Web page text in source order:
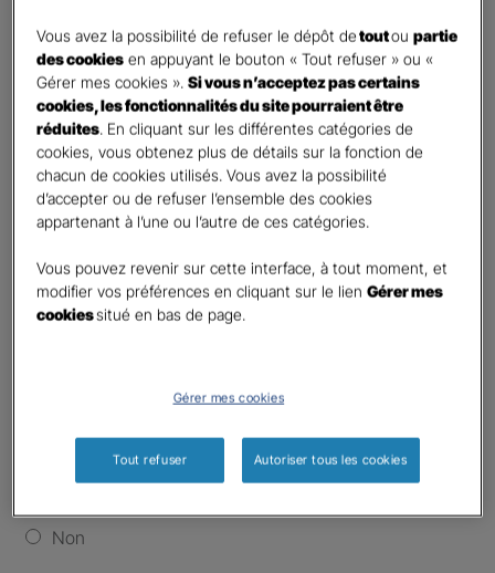
Etes-vous déjà titulaire d’un contrat Retraite ? *
Oui
Non
Quel est votre statut professionnel ? *
TNS (Travailleur non salarié)
Salarié
Autre
Le saviez-vous ?
Non
Vous avez la possibilité de refuser le dépôt detoutoupartie
des cookies en appuyant le bouton « Tout refuser » ou «
Gérer mes cookies ».Si vous n’acceptez pas certains
cookies, les fonctionnalités du site pourraient être
réduites . En cliquant sur les différentes catégories de
cookies, vous obtenez plus de détails sur la fonction de
chacun de cookies utilisés. Vous avez la possibilité
d’accepter ou de refuser l’ensemble des cookies
appartenant à l’une ou l’autre de ces catégories.
Vous pouvez revenir sur cette interface, à tout moment, et
modifier vos préférences en cliquant sur le lienGérer mes
cookiessitué en bas de page.
Gérer mes cookies
Tout refuser Autoriser tous les cookies